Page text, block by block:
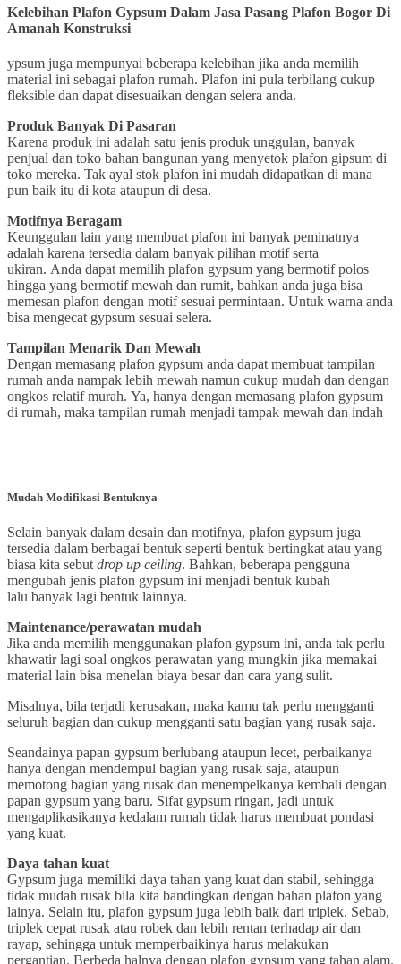
Kelebihan Plafon Gypsum Dalam Jasa Pasang Plafon Bogor Di
Amanah Konstruksi
ypsum juga mempunyai beberapa kelebihan jika anda memilih
material ini sebagai plafon rumah. Plafon ini pula terbilang cukup
fleksible dan dapat disesuaikan dengan selera anda.
Produk Banyak Di Pasaran
Karena produk ini adalah satu jenis produk unggulan, banyak
penjual dan toko bahan bangunan yang menyetok plafon gipsum di
toko mereka. Tak ayal stok plafon ini mudah didapatkan di mana
pun baik itu di kota ataupun di desa.
Motifnya Beragam
Keunggulan lain yang membuat plafon ini banyak peminatnya
adalah karena tersedia dalam banyak pilihan motif serta
ukiran. Anda dapat memilih plafon gypsum yang bermotif polos
hingga yang bermotif mewah dan rumit, bahkan anda juga bisa
memesan plafon dengan motif sesuai permintaan. Untuk warna anda
bisa mengecat gypsum sesuai selera.
Tampilan Menarik Dan Mewah
Dengan memasang plafon gypsum anda dapat membuat tampilan
rumah anda nampak lebih mewah namun cukup mudah dan dengan
ongkos relatif murah. Ya, hanya dengan memasang plafon gypsum
di rumah, maka tampilan rumah menjadi tampak mewah dan indah
Mudah Modifikasi Bentuknya
Selain banyak dalam desain dan motifnya, plafon gypsum juga
tersedia dalam berbagai bentuk seperti bentuk bertingkat atau yang
biasa kita sebut drop up ceiling. Bahkan, beberapa pengguna
mengubah jenis plafon gypsum ini menjadi bentuk kubah
lalu banyak lagi bentuk lainnya.
Maintenance/perawatan mudah
Jika anda memilih menggunakan plafon gypsum ini, anda tak perlu
khawatir lagi soal ongkos perawatan yang mungkin jika memakai
material lain bisa menelan biaya besar dan cara yang sulit.
Misalnya, bila terjadi kerusakan, maka kamu tak perlu mengganti
seluruh bagian dan cukup mengganti satu bagian yang rusak saja.
Seandainya papan gypsum berlubang ataupun lecet, perbaikanya
hanya dengan mendempul bagian yang rusak saja, ataupun
memotong bagian yang rusak dan menempelkanya kembali dengan
papan gypsum yang baru. Sifat gypsum ringan, jadi untuk
mengaplikasikanya kedalam rumah tidak harus membuat pondasi
yang kuat.
Daya tahan kuat
Gypsum juga memiliki daya tahan yang kuat dan stabil, sehingga
tidak mudah rusak bila kita bandingkan dengan bahan plafon yang
lainya. Selain itu, plafon gypsum juga lebih baik dari triplek. Sebab,
triplek cepat rusak atau robek dan lebih rentan terhadap air dan
rayap, sehingga untuk memperbaikinya harus melakukan
pergantian. Berbeda halnya dengan plafon gypsum yang tahan alam.